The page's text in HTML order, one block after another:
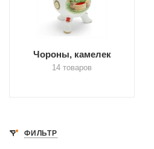
Чороны, камелек
14 товаров
ФИЛЬТР